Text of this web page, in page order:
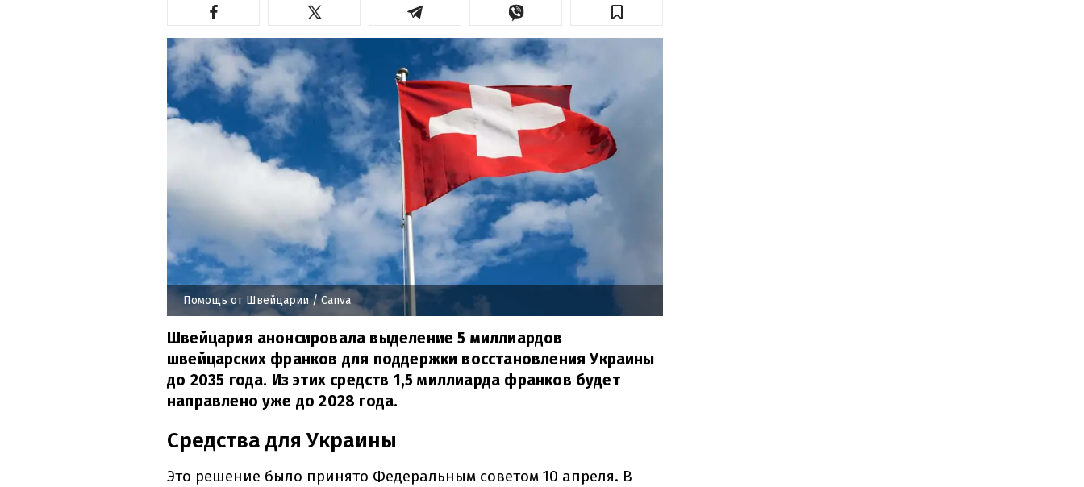
Помощь от Швейцарии/ Canva
Швейцария анонсировала выделение 5 миллиардов
швейцарских франков для поддержки восстановления Украины
до 2035 года. Из этих средств 1,5 миллиарда франков будет
направлено уже до 2028 года.
Средства для Украины
Это решение было принято Федеральным советом 10 апреля. В